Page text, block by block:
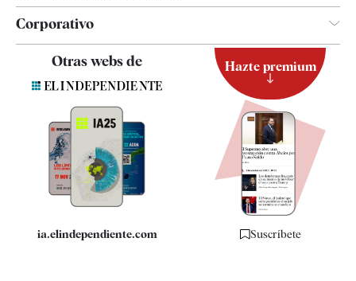
Corporativo
Quiénes somos
Especificaciones
Otras webs de
ia.elindependiente.com
Hazte premium
Suscríbete